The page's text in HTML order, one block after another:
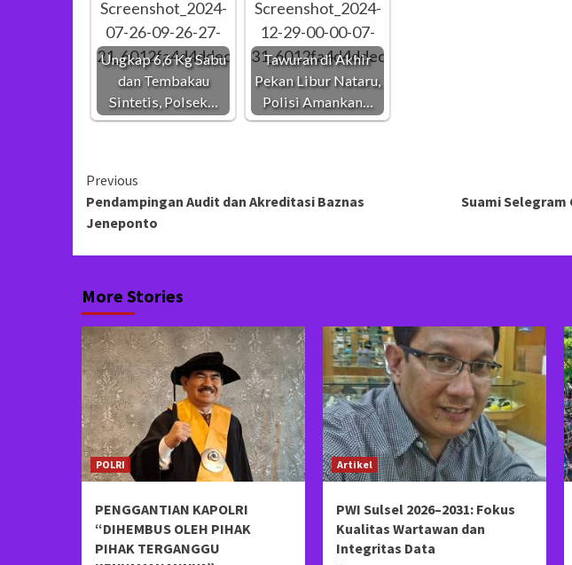
Ungkap 6,6 Kg Sabu
dan Tembakau
Sintetis, Polsek…
Tawuran di Akhir
Pekan Libur Nataru,
Polisi Amankan…
Continue
Reading
Previous
Pendampingan Audit dan Akreditasi Baznas
Jeneponto
Suami
More Stories
POLRI
PENGGANTIAN KAPOLRI
“DIHEMBUS OLEH PIHAK
PIHAK TERGANGGU
Artikel
PWI Sulsel 2026–2031: Fokus
Kualitas Wartawan dan
Integritas Data